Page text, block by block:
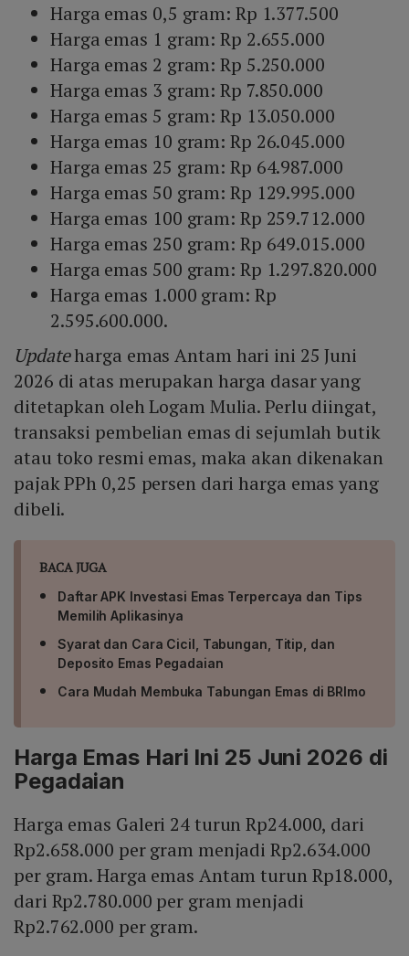
Harga emas 0,5 gram: Rp 1.377.500
Harga emas 1 gram: Rp 2.655.000
Harga emas 2 gram: Rp 5.250.000
Harga emas 3 gram: Rp 7.850.000
Harga emas 5 gram: Rp 13.050.000
Harga emas 10 gram: Rp 26.045.000
Harga emas 25 gram: Rp 64.987.000
Harga emas 50 gram: Rp 129.995.000
Harga emas 100 gram: Rp 259.712.000
Harga emas 250 gram: Rp 649.015.000
Harga emas 500 gram: Rp 1.297.820.000
Harga emas 1.000 gram: Rp
2.595.600.000.
Updateharga emas Antam hari ini 25 Juni
2026 di atas merupakan harga dasar yang
ditetapkan oleh Logam Mulia. Perlu diingat,
transaksi pembelian emas di sejumlah butik
atau toko resmi emas, maka akan dikenakan
pajak PPh 0,25 persen dari harga emas yang
dibeli.
BACA JUGA
Daftar APK Investasi Emas Terpercaya dan Tips
Memilih Aplikasinya
Syarat dan Cara Cicil, Tabungan, Titip, dan
Deposito Emas Pegadaian
Cara Mudah Membuka Tabungan Emas di BRImo
Harga Emas Hari Ini 25 Juni 2026 di
Pegadaian
Harga emas Galeri 24 turun Rp24.000, dari
Rp2.658.000 per gram menjadi Rp2.634.000
per gram. Harga emas Antam turun Rp18.000,
dari Rp2.780.000 per gram menjadi
Rp2.762.000 per gram.